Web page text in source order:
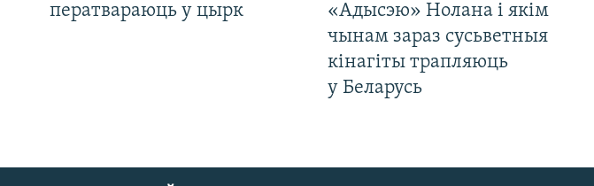
ператвараюць у цырк
«Адысэю» Нолана і якім
чынам зараз сусьветныя
кінагіты трапляюць
у Беларусь